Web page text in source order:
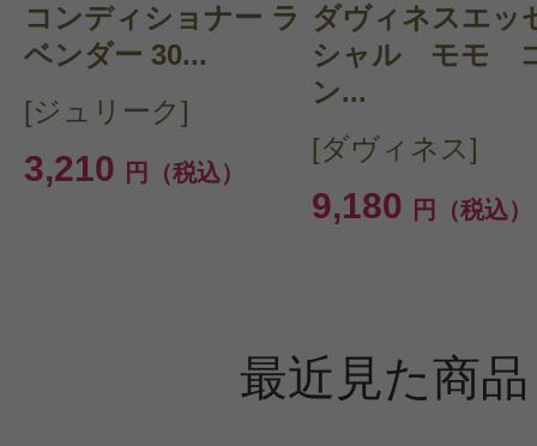
コンディショナー ラ
ベンダー 30...
[ジュリーク]
3,210 円（税込）
ダヴィネスエッ
シャル モモ
ン...
[ダヴィネス]
9,180 円（税込）
最近見た商品